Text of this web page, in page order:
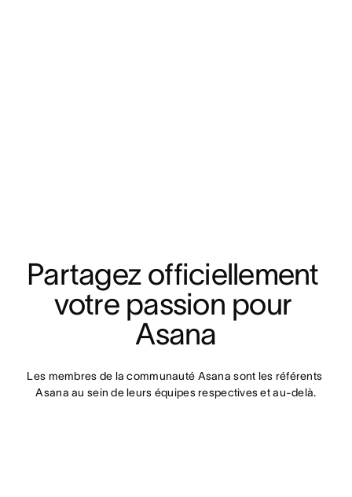
Partagez officiellement
votre passion pour
Asana
Les membres de la communauté Asana sont les référents
Asana au sein de leurs équipes respectives et au-delà.